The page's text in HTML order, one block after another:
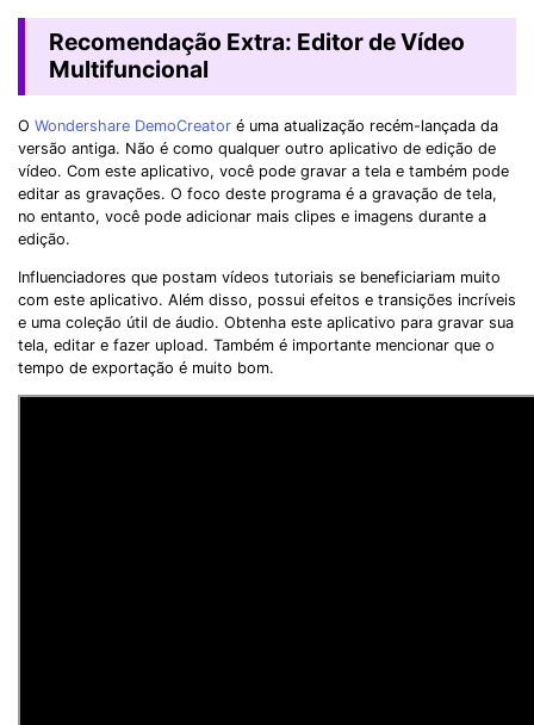
Recomendação Extra: Editor de Vídeo
Multifuncional
O Wondershare DemoCreator é uma atualização recém-lançada da
versão antiga. Não é como qualquer outro aplicativo de edição de
vídeo. Com este aplicativo, você pode gravar a tela e também pode
editar as gravações. O foco deste programa é a gravação de tela,
no entanto, você pode adicionar mais clipes e imagens durante a
edição.
Influenciadores que postam vídeos tutoriais se beneficiariam muito
com este aplicativo. Além disso, possui efeitos e transições incríveis
e uma coleção útil de áudio. Obtenha este aplicativo para gravar sua
tela, editar e fazer upload. Também é importante mencionar que o
tempo de exportação é muito bom.